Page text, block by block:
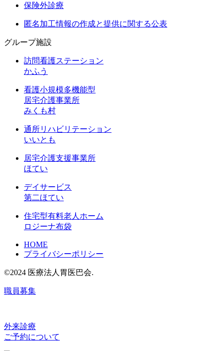
保険外診療
匿名加工情報の作成と提供に関する公表
グループ施設
訪問看護ステーション
かふう
看護小規模多機能型
居宅介護事業所
みくも村
通所リハビリテーション
いいとも
居宅介護支援事業所
ほてい
デイサービス
第二ほてい
住宅型有料老人ホーム
ロジーナ布袋
HOME
プライバシーポリシー
©2024 医療法人胃医巴会.
職員募集
外来診療
ご予約について